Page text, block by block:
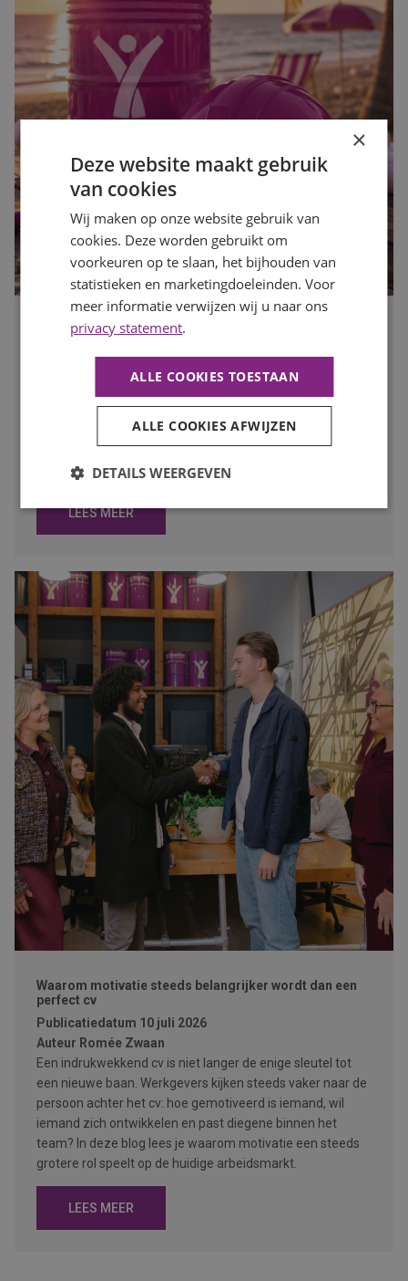
Waarom de bouwvak hét moment is om op zoek te gaan
Veel mensen denken dat solliciteren tijdens de bouwvak
weinig zin heeft. Toch is juist deze periode een slim
moment om op zoek te gaan naar een nieuwe baan. In
deze blog lees je waarom.
LEES MEER
Waarom motivatie steeds belangrijker wordt dan een
perfect cv
Publicatiedatum 10 juli 2026
Auteur Romée Zwaan
Een indrukwekkend cv is niet langer de enige sleutel tot
een nieuwe baan. Werkgevers kijken steeds vaker naar de
persoon achter het cv: hoe gemotiveerd is iemand, wil
iemand zich ontwikkelen en past diegene binnen het
team? In deze blog lees je waarom motivatie een steeds
grotere rol speelt op de huidige arbeidsmarkt.
LEES MEER
×
Deze website maakt gebruik
van cookies
Wij maken op onze website gebruik van
cookies. Deze worden gebruikt om
voorkeuren op te slaan, het bijhouden van
statistieken en marketingdoeleinden. Voor
meer informatie verwijzen wij u naar ons
privacy statement.
ALLE COOKIES TOESTAAN
ALLE COOKIES AFWIJZEN
DETAILS WEERGEVEN